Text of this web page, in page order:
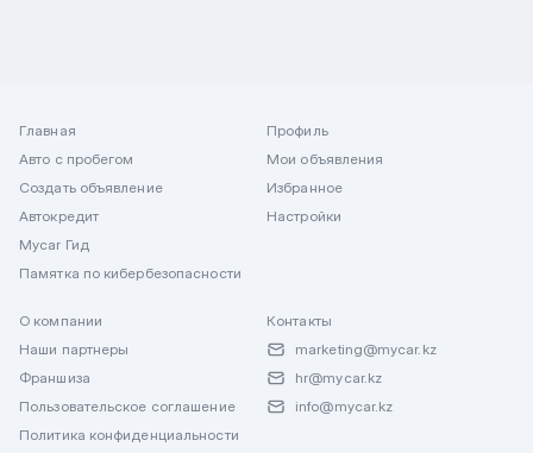
Главная
Авто с пробегом
Создать объявление
Автокредит
Mycar Гид
Памятка по кибербезопасности
Профиль
Мои объявления
Избранное
Настройки
О компании
Наши партнеры
Франшиза
Пользовательское соглашение
Политика конфиденциальности
Контакты
marketing@mycar.kz
hr@mycar.kz
info@mycar.kz